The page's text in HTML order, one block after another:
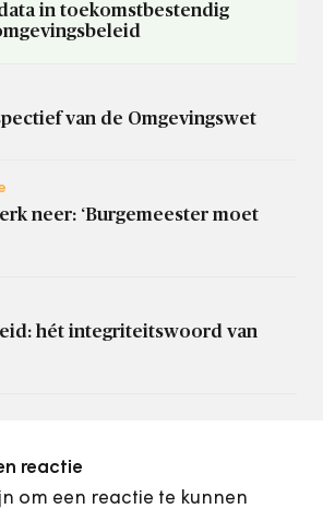
in toekomstbestendig
van de Omgevingswet
neer: ‘Burgemeester moet
hét integriteitswoord van
reactie
om een reactie te kunnen